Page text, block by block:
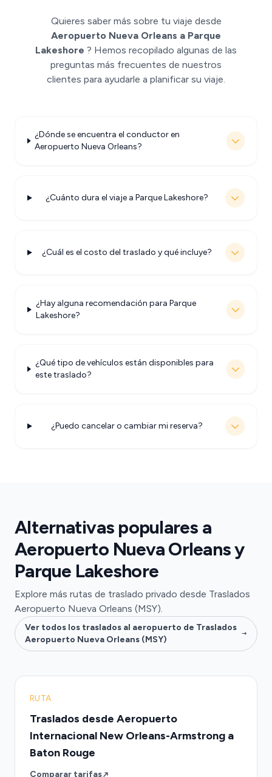
Quieres saber más sobre tu viaje desde
Aeropuerto Nueva Orleans a Parque
Lakeshore ? Hemos recopilado algunas de las
preguntas más frecuentes de nuestros
clientes para ayudarle a planificar su viaje.
¿Dónde se encuentra el conductor en
Aeropuerto Nueva Orleans?
¿Cuánto dura el viaje a Parque Lakeshore?
¿Cuál es el costo del traslado y qué incluye?
¿Hay alguna recomendación para Parque
Lakeshore?
¿Qué tipo de vehículos están disponibles para
este traslado?
¿Puedo cancelar o cambiar mi reserva?
Alternativas populares a
Aeropuerto Nueva Orleans y
Parque Lakeshore
Explore más rutas de traslado privado desde Traslados
Aeropuerto Nueva Orleans (MSY).
Ver todos los traslados al aeropuerto de Traslados
Aeropuerto Nueva Orleans (MSY)
RUTA
Traslados desde Aeropuerto
Internacional New Orleans-Armstrong a
Baton Rouge
Comparar tarifas